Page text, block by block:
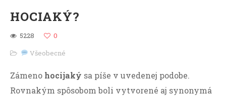
HOCIAKÝ?
5228
0
Všeobecné
Zámeno hocijaký sa píše v uvedenej podobe.
Rovnakým spôsobom boli vytvorené aj synonymá